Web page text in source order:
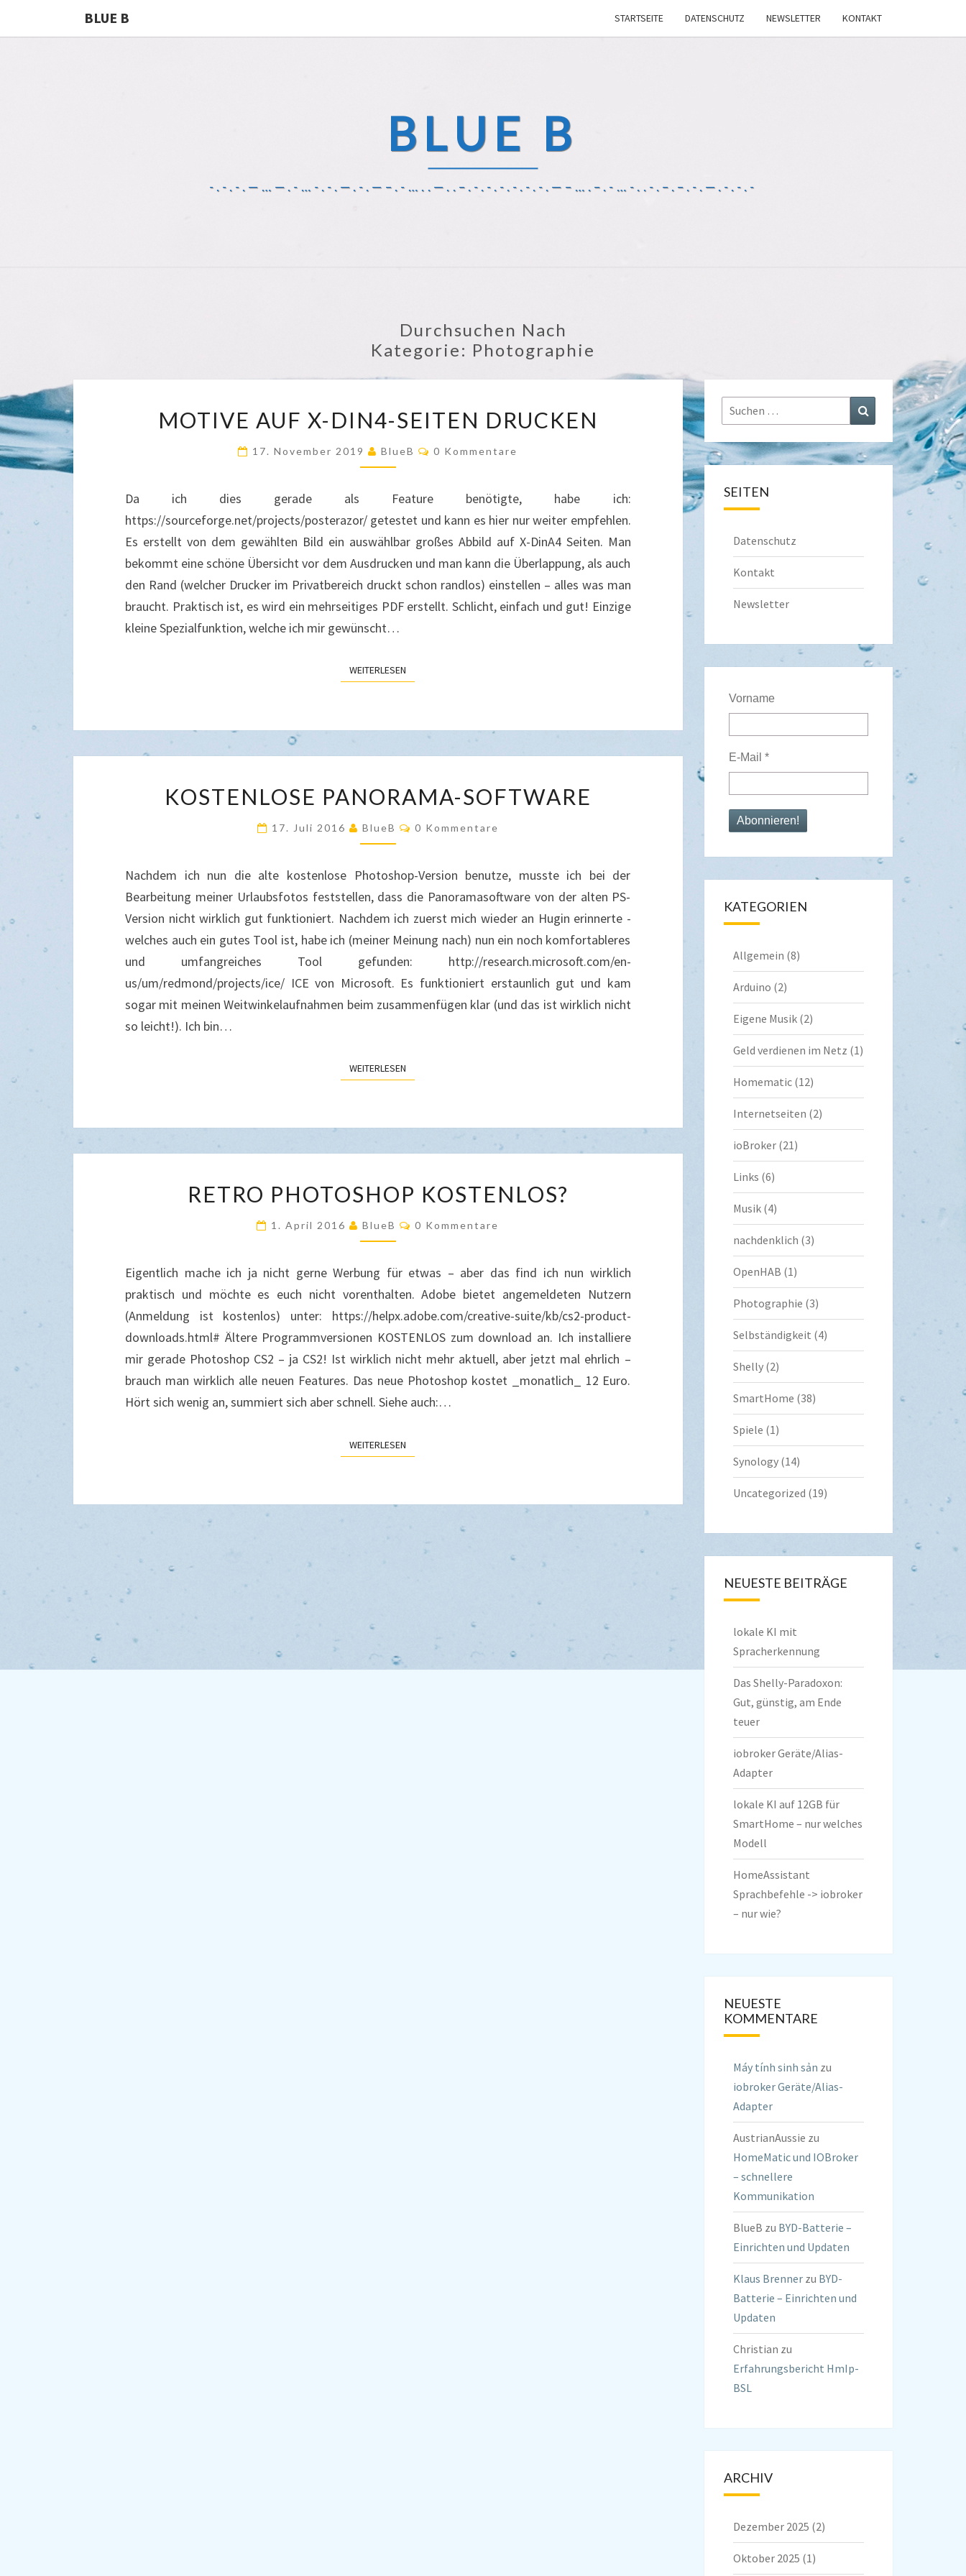
BLUE B STARTSEITE DATENSCHUTZ NEWSLETTER KONTAKT
BLUE B
-.-.-.—…—.-…-.-.—.-.—–.-…..—..–.-.-.-.-.-.-.—–….–.-…-..-.–.–.-.—.-.-.-
Durchsuchen Nach
Kategorie: Photographie
AUF
X-
DIN4-
MOTIVE AUF X-DIN4-SEITEN DRUCKEN
17. November 2019 BlueB Kommentare
0 Kommentare
Da ich dies gerade als Feature benötigte, habe ich:
https://sourceforge.net/projects/posterazor/ getestet und kann es hier nur weiter empfehlen.
Es erstellt von dem gewählten Bild ein auswählbar großes Abbild auf X-DinA4 Seiten. Man
bekommt eine schöne Übersicht vor dem Ausdrucken und man kann die Überlappung, als auch
den Rand (welcher Drucker im Privatbereich druckt schon randlos) einstellen – alles was man
braucht. Praktisch ist, es wird ein mehrseitiges PDF erstellt. Schlicht, einfach und gut! Einzige
kleine Spezialfunktion, welche ich mir gewünscht…
WEITERLESEN
PANORAMA-
SOFTWARE
KOSTENLOSE PANORAMA-SOFTWARE
17. Juli 2016 BlueB Kommentare
0 Kommentare
Nachdem ich nun die alte kostenlose Photoshop-Version benutze, musste ich bei der
Bearbeitung meiner Urlaubsfotos feststellen, dass die Panoramasoftware von der alten PS-
Version nicht wirklich gut funktioniert. Nachdem ich zuerst mich wieder an Hugin erinnerte -
welches auch ein gutes Tool ist, habe ich (meiner Meinung nach) nun ein noch komfortableres
und umfangreiches Tool gefunden: http://research.microsoft.com/en-
us/um/redmond/projects/ice/ ICE von Microsoft. Es funktioniert erstaunlich gut und kam
sogar mit meinen Weitwinkelaufnahmen beim zusammenfügen klar (und das ist wirklich nicht
so leicht!). Ich bin…
WEITERLESEN
PHOTOSHOP
KOSTENLOS?
RETRO PHOTOSHOP KOSTENLOS?
1. April 2016 BlueB Kommentare
0 Kommentare
Eigentlich mache ich ja nicht gerne Werbung für etwas – aber das find ich nun wirklich
praktisch und möchte es euch nicht vorenthalten. Adobe bietet angemeldeten Nutzern
(Anmeldung ist kostenlos) unter: https://helpx.adobe.com/creative-suite/kb/cs2-product-
downloads.html# Ältere Programmversionen KOSTENLOS zum download an. Ich installiere
mir gerade Photoshop CS2 – ja CS2! Ist wirklich nicht mehr aktuell, aber jetzt mal ehrlich –
brauch man wirklich alle neuen Features. Das neue Photoshop kostet _monatlich_ 12 Euro.
Hört sich wenig an, summiert sich aber schnell. Siehe auch:…
WEITERLESEN
Suchen
nach:
Suchen
SEITEN
Datenschutz
Kontakt
Newsletter
Vorname
E-Mail *
KATEGORIEN
Allgemein (8)
Arduino (2)
Eigene Musik(2)
Geld verdienen im Netz (1)
Homematic(12)
Internetseiten (2)
ioBroker(21)
Links (6)
Musik(4)
nachdenklich (3)
OpenHAB (1)
Photographie (3)
Selbständigkeit (4)
Shelly(2)
SmartHome (38)
Spiele (1)
Synology(14)
Uncategorized (19)
NEUESTE BEITRÄGE
lokale KI mit
Spracherkennung
Das Shelly-Paradoxon:
Gut, günstig, am Ende
teuer
iobroker Geräte/Alias-
Adapter
lokale KI auf 12GB für
SmartHome – nur welches
Modell
HomeAssistant
Sprachbefehle -> iobroker
– nur wie?
NEUESTE
KOMMENTARE
Máy tính sinh sản zu
iobroker Geräte/Alias-
Adapter
AustrianAussie zu
HomeMatic und IOBroker
– schnellere
Kommunikation
BlueB zu BYD-Batterie –
Einrichten und Updaten
Klaus Brennerzu BYD-
Batterie – Einrichten und
Updaten
Christian zu
Erfahrungsbericht HmIp-
BSL
ARCHIV
Dezember 2025 (2)
Oktober 2025 (1)